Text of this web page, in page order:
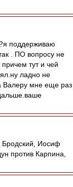
поддерживаю
. ПО вопросу не
тут и чей
ладно не
Валеру мне еще раз
Бродский, Иосиф
против Карпина,